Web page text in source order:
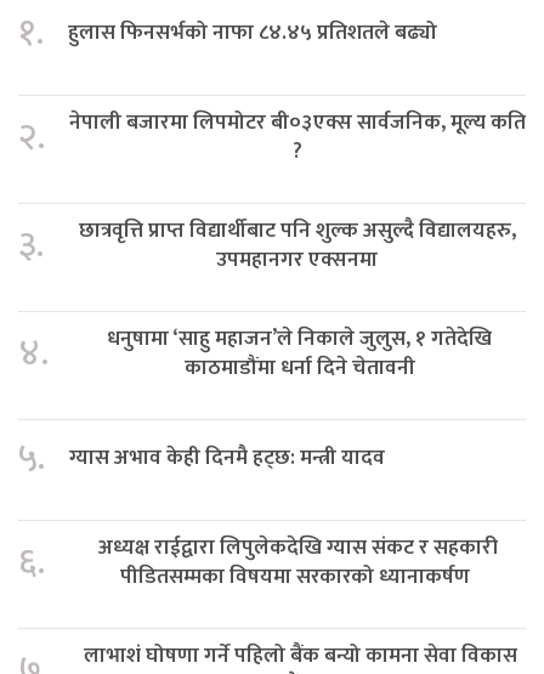
१. हुलास फिनसर्भको नाफा ८४.४५ प्रतिशतले बढ्यो
२.
नेपाली बजारमा लिपमोटर बी०३एक्स सार्वजनिक, मूल्य कति
?
३.
छात्रवृत्ति प्राप्त विद्यार्थीबाट पनि शुल्क असुल्दै विद्यालयहरु,
उपमहानगर एक्सनमा
४.
धनुषामा ‘साहु महाजन’ले निकाले जुलुस, १ गतेदेखि
काठमाडौंमा धर्ना दिने चेतावनी
५. ग्यास अभाव केही दिनमै हट्छ: मन्त्री यादव
६.
अध्यक्ष राईद्वारा लिपुलेकदेखि ग्यास संकट र सहकारी
पीडितसम्मका विषयमा सरकारको ध्यानाकर्षण
लाभाशं घोषणा गर्ने पहिलो बैंक बन्यो कामना सेवा विकास